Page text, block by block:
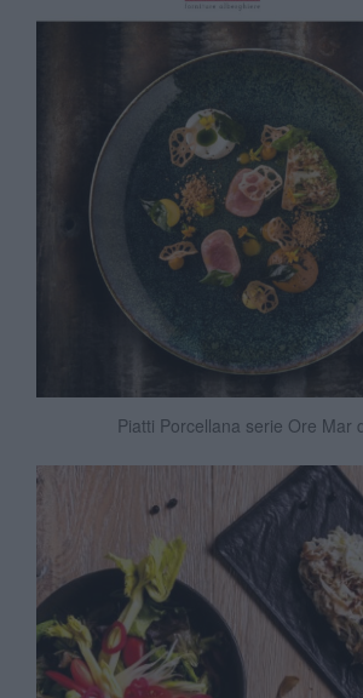
Piatti Porcellana serie Ore Mar